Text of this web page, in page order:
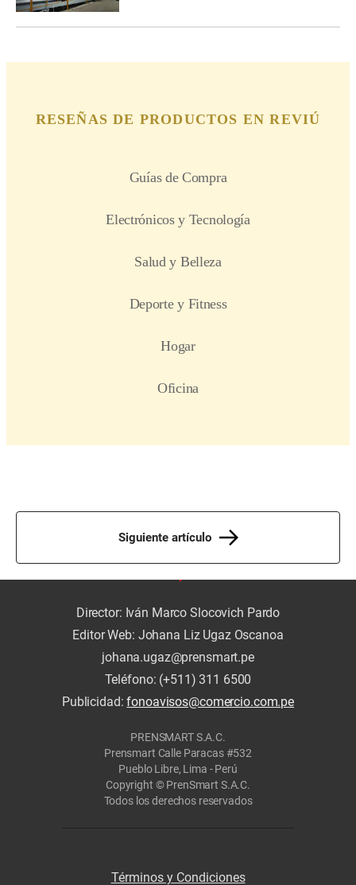
Siguiente artículo
Director: Iván Marco Slocovich Pardo
Editor Web: Johana Liz Ugaz Oscanoa
johana.ugaz@prensmart.pe
Teléfono: (+511) 311 6500
Publicidad:fonoavisos@comercio.com.pe
PRENSMART S.A.C.
Prensmart Calle Paracas #532
Pueblo Libre, Lima - Perú
Copyright © PrenSmart S.A.C.
Todos los derechos reservados
Términos y Condiciones